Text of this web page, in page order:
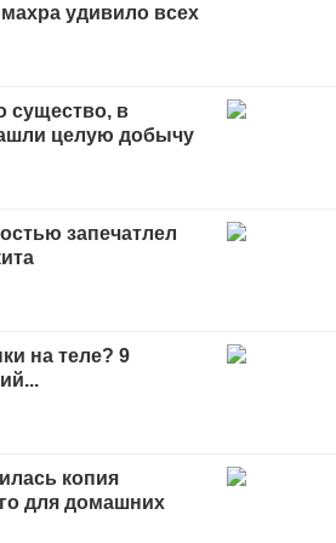
удивило всех
существо, в
целую добычу
запечатлел
на теле? 9
копия
для домашних